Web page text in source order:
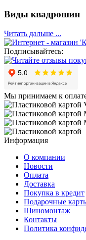
Виды квадрошин
Читать дальше ...
Подписывайтесь:
Мы принимаем к
Информация
О компании
Новости
Оплата
Доставка
Покупка в кредит
Подарочные
Шиномонтаж
Контакты
Политика